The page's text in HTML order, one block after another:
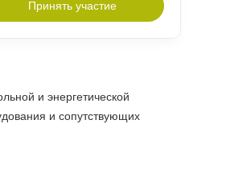
Принять участие
и энергетической
и сопутствующих